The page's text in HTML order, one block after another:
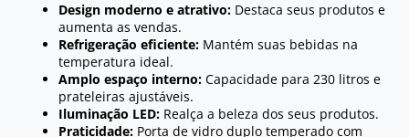
Design moderno e atrativo: Destaca seus produtos e
aumenta as vendas.
Refrigeração eficiente: Mantém suas bebidas na
temperatura ideal.
Amplo espaço interno: Capacidade para 230 litros e
prateleiras ajustáveis.
Iluminação LED: Realça a beleza dos seus produtos.
Praticidade: Porta de vidro duplo temperado com